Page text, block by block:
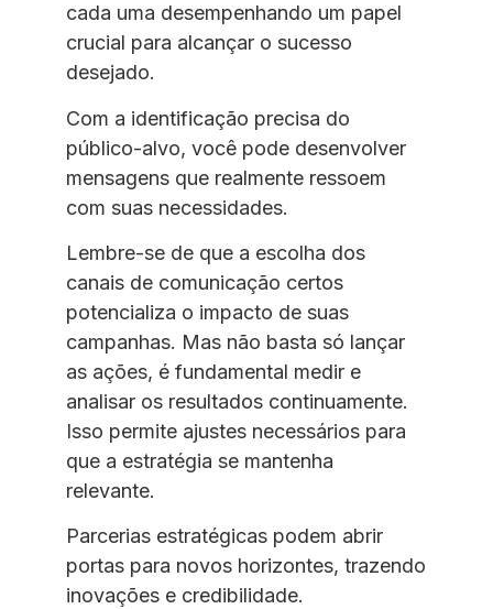
cada uma desempenhando um papel
crucial para alcançar o sucesso
desejado.
Com a identificação precisa do
público-alvo, você pode desenvolver
mensagens que realmente ressoem
com suas necessidades.
Lembre-se de que a escolha dos
canais de comunicação certos
potencializa o impacto de suas
campanhas. Mas não basta só lançar
as ações, é fundamental medir e
analisar os resultados continuamente.
Isso permite ajustes necessários para
que a estratégia se mantenha
relevante.
Parcerias estratégicas podem abrir
portas para novos horizontes, trazendo
inovações e credibilidade.